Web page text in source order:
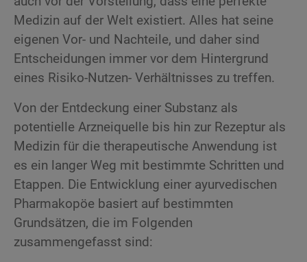
Medizin auf der Welt existiert. Alles hat seine
eigenen Vor- und Nachteile, und daher sind
Entscheidungen immer vor dem Hintergrund
eines Risiko-Nutzen- Verhältnisses zu treffen.
Von der Entdeckung einer Substanz als
potentielle Arzneiquelle bis hin zur Rezeptur als
Medizin für die therapeutische Anwendung ist
es ein langer Weg mit bestimmte Schritten und
Etappen. Die Entwicklung einer ayurvedischen
Pharmakopöe basiert auf bestimmten
Grundsätzen, die im Folgenden
zusammengefasst sind: